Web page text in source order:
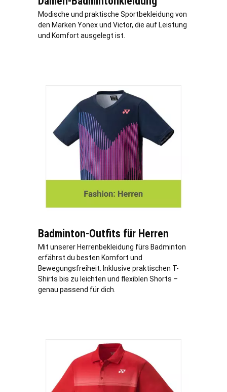
Modische und praktische Sportbekleidung von
den Marken Yonex und Victor, die auf Leistung
und Komfort ausgelegt ist.
Badminton-Outfits für Herren
Mit unserer Herrenbekleidung fürs Badminton
erfährst du besten Komfort und
Bewegungsfreiheit. Inklusive praktischen T-
Shirts bis zu leichten und flexiblen Shorts –
genau passend für dich.